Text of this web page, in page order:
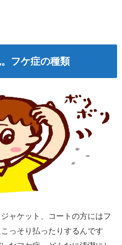
フケ症の種類
ャケット、コートの方にはフ
っそり払ったりするんです